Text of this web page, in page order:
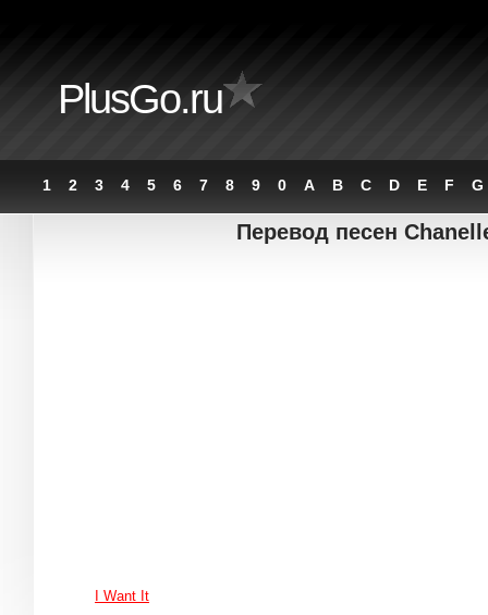
PlusGo.ru
1 2 3 4 5 6 7 8 9 0 A B C D E F G
Перевод песен
I Want It